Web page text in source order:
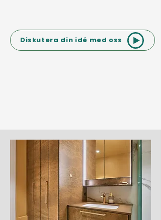
Diskutera din idé med oss